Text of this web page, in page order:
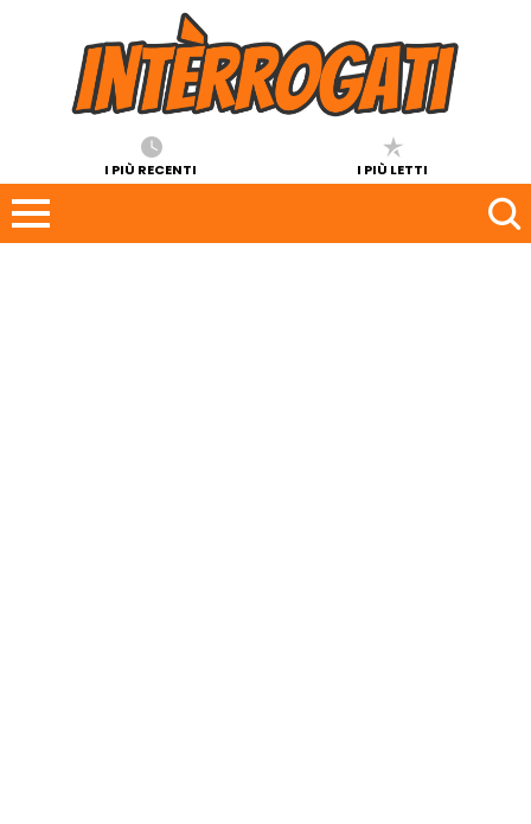
I PIÙ RECENTI I PIÙ LETTI